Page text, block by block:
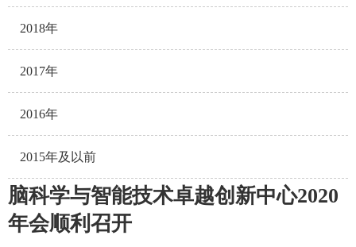
2018年
2017年
2016年
2015年及以前
脑科学与智能技术卓越创新中心2020
年会顺利召开